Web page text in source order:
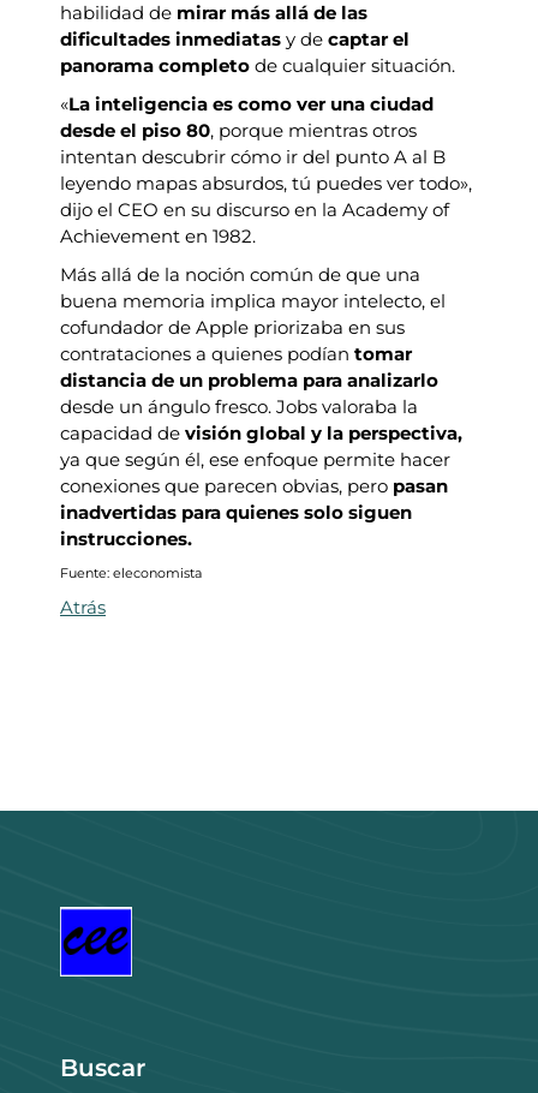
habilidad de mirar más allá de las
dificultades inmediatas y de captar el
panorama completo de cualquier situación.
«La inteligencia es como ver una ciudad
desde el piso 80, porque mientras otros
intentan descubrir cómo ir del punto A al B
leyendo mapas absurdos, tú puedes ver todo»,
dijo el CEO en su discurso en la Academy of
Achievement en 1982.
Más allá de la noción común de que una
buena memoria implica mayor intelecto, el
cofundador de Apple priorizaba en sus
contrataciones a quienes podían tomar
distancia de un problema para analizarlo
desde un ángulo fresco. Jobs valoraba la
capacidad de visión global y la perspectiva,
ya que según él, ese enfoque permite hacer
conexiones que parecen obvias, pero pasan
inadvertidas para quienes solo siguen
instrucciones.
Fuente: eleconomista
Atrás
Buscar